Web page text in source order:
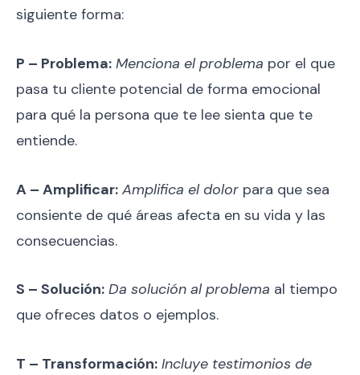
siguiente forma:
P – Problema: Menciona el problema por el que
pasa tu cliente potencial de forma emocional
para qué la persona que te lee sienta que te
entiende.
A – Amplificar: Amplifica el dolor para que sea
consiente de qué áreas afecta en su vida y las
consecuencias.
S – Solución: Da solución al problema al tiempo
que ofreces datos o ejemplos.
T – Transformación: Incluye testimonios de